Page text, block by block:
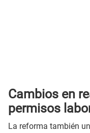
Cambios en
permisos
La reforma también